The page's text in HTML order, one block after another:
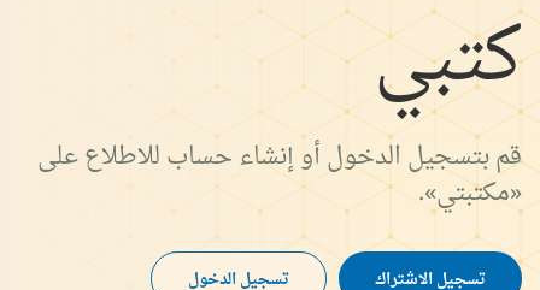
كتبي
قم بتسجيل الدخول أو إنشاء حساب للاطلاع على
«مكتبتي».
تسجيل الاشتراك تسجيل الدخول